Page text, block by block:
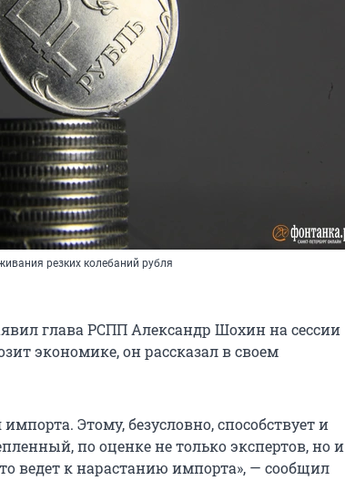
резких колебаний рубля
глава РСПП Александр Шохин на сессии
экономике, он рассказал в своем
Этому, безусловно, способствует и
по оценке не только экспертов, но и
к нарастанию импорта», — сообщил